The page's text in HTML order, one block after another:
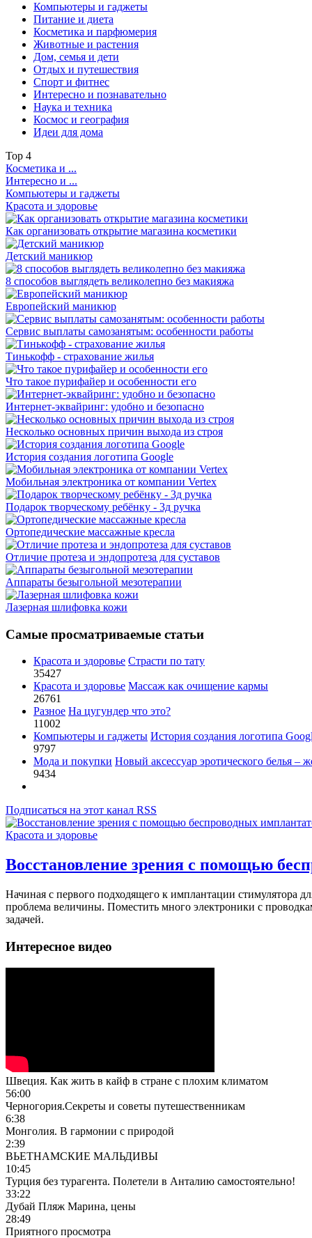
Компьютеры и гаджеты
Питание и диета
Косметика и парфюмерия
Животные и растения
Дом, семья и дети
Отдых и путешествия
Спорт и фитнес
Интересно и познавательно
Наука и техника
Космос и география
Идеи для дома
Top 4
Косметика и ...
Интересно и ...
Компьютеры и гаджеты
Красота и здоровье
Как организовать открытие магазина косметики
Детский маникюр
8 способов выглядеть великолепно без макияжа
Европейский маникюр
Сервис выплаты самозанятым: особенности работы
Тинькофф - страхование жилья
Что такое пурифайер и особенности его
Интернет-эквайринг: удобно и безопасно
Несколько основных причин выхода из строя
История создания логотипа Google
Мобильная электроника от компании Vertex
Подарок творческому ребёнку - 3д ручка
Ортопедические массажные кресла
Отличие протеза и эндопротеза для суставов
Аппараты безыгольной мезотерапии
Лазерная шлифовка кожи
Самые просматриваемые статьи
Красота и здоровье Страсти по тату
35427
Красота и здоровье Массаж как очищение кармы
26761
Разное На цугундер что это?
11002
Компьютеры и гаджеты История создания логотипа
9797
Мода и покупки Новый аксессуар эротического белья –
9434
Подписаться на этот канал RSS
Красота и здоровье
Восстановление зрения с помощью
Начиная с первого подходящего к имплантации стимулятора
проблема величины. Поместить много электроники с
задачей.
Интересное видео
Швеция. Как жить в кайф в стране с плохим климатом
56:00
Черногория.Секреты и советы путешественникам
6:38
Монголия. В гармонии с природой
2:39
ВЬЕТНАМСКИЕ МАЛЬДИВЫ
10:45
Турция без турагента. Полетели в Анталию самостоятельно!
33:22
Дубай Пляж Марина, цены
28:49
Приятного просмотра